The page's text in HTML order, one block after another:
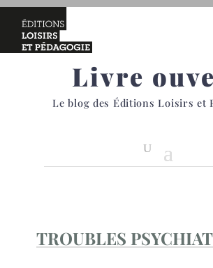
Livre
Le blog des Éditions Loisirs et
TROUBLES